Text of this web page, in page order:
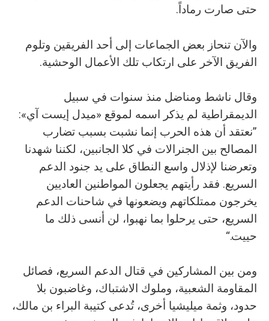
حتى صارت رماداً.
والآن تنحاز بعض الجماعات إلى أحد الفريقين وتلوم
الفريق الآخر على ارتكاب تلك الأعمال الوحشية.
وقال ناشط ومناضل منذ سنوات في سبيل
الديمقراطية لم يذكر اسمه لموقع «ميدل إيست آي»:
”نعتقد أن هذه الحرب إنما نشبت بسبب تضارب
المصالح بين الجنرالات في كلا الجانبين، لكننا شهدنا
وتعرضنا لإذلال واسع النطاق على يد جنود الدعم
السريع. فقد رأيتهم يجعلون المواطنين العاديين
يخرجون ممتلكاتهم ويضعونها في شاحنات الدعم
السريع، حتى يرحلوا بما نهبوا، لن أنسى ذلك ما
حييت.“
ومن بين المشاركين في قتال الدعم السريع، فصائل
المقاومة الشعبية، وملوك الاشتباك، وغاضبون بلا
حدود، وثمة ميليشيا أخرى، تُدعى كتيبة البراء بن مالك،